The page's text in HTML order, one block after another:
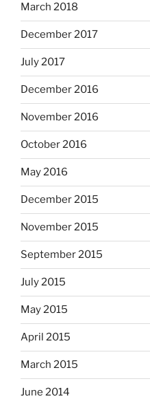
March 2018
December 2017
July 2017
December 2016
November 2016
October 2016
May 2016
December 2015
November 2015
September 2015
July 2015
May 2015
April 2015
March 2015
June 2014